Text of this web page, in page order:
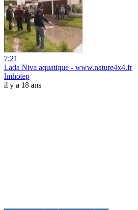
7:21
Lada Niva aquatique - www.nature4x4.fr
Imhotep
il y a 18 ans